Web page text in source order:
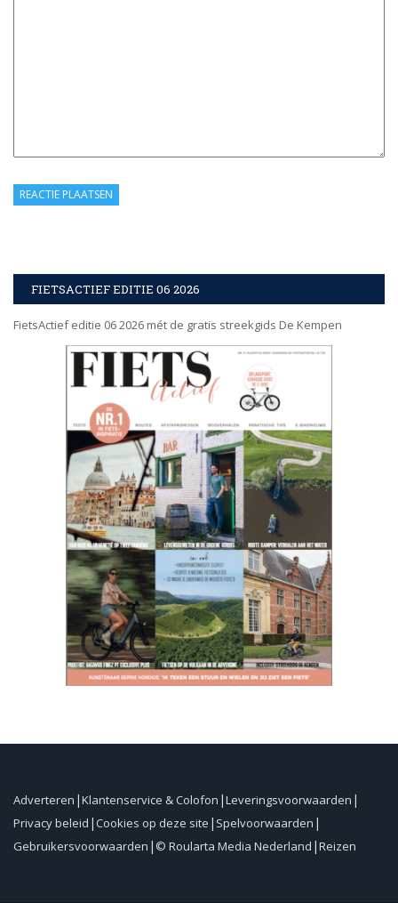
FIETSACTIEF EDITIE 06 2026
FietsActief editie 06 2026 mét de gratis streekgids De Kempen
Adverteren Klantenservice & Colofon Leveringsvoorwaarden
Privacy beleid Cookies op deze site Spelvoorwaarden
Gebruikersvoorwaarden © Roularta Media Nederland Reizen